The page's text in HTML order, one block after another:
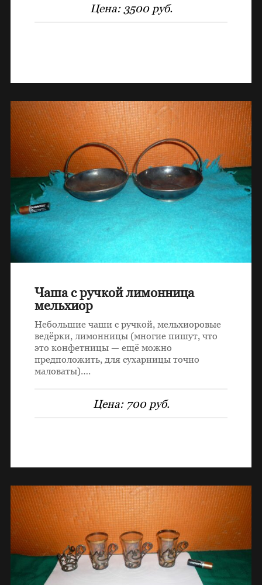
Цена: 3500 руб.
Чаша с ручкой лимонница
мельхиор
Небольшие чаши с ручкой, мельхиоровые
ведёрки, лимонницы (многие пишут, что
это конфетницы — ещё можно
предположить, для сухарницы точно
маловаты)….
Цена: 700 руб.